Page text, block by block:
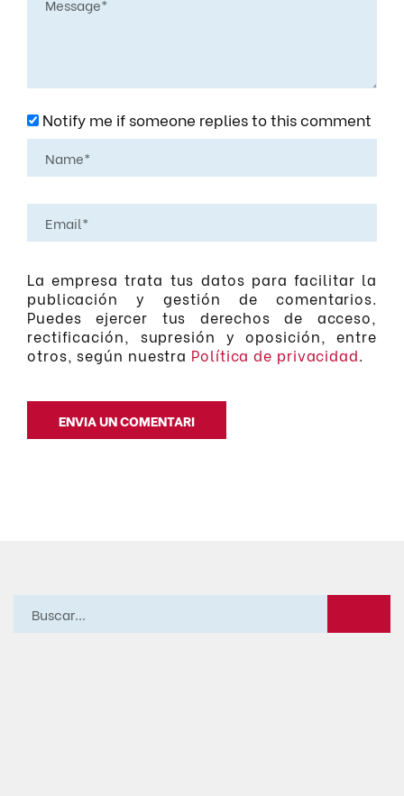
Notify me if someone replies to this comment
La empresa trata tus datos para facilitar la
publicación y gestión de comentarios.
Puedes ejercer tus derechos de acceso,
rectificación, supresión y oposición, entre
otros, según nuestra Política de privacidad.